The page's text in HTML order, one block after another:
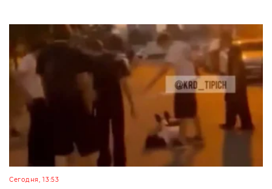
Сегодня, 13:53